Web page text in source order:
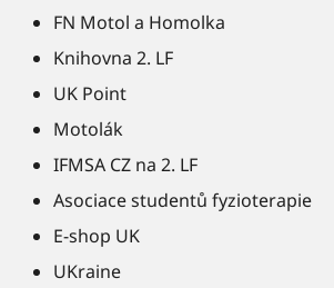
FN Motol a Homolka
Knihovna 2. LF
UK Point
Motolák
IFMSA CZ na 2. LF
Asociace studentů fyzioterapie
E-shop UK
UKraine